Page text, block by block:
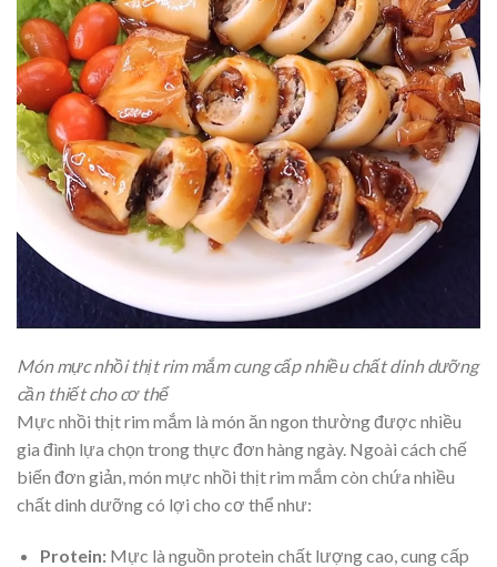
Món mực nhồi thịt rim mắm cung cấp nhiều chất dinh dưỡng
cần thiết cho cơ thể
Mực nhồi thịt rim mắm là món ăn ngon thường được nhiều
gia đình lựa chọn trong thực đơn hàng ngày. Ngoài cách chế
biến đơn giản, món mực nhồi thịt rim mắm còn chứa nhiều
chất dinh dưỡng có lợi cho cơ thể như:
Protein: Mực là nguồn protein chất lượng cao, cung cấp